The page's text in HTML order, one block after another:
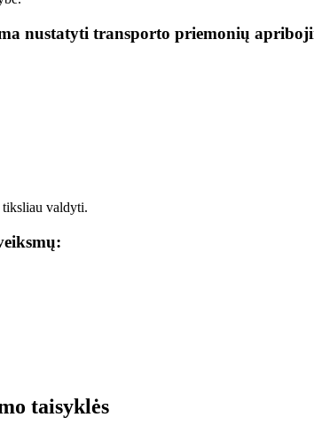
nustatyti transporto priemonių
tiksliau valdyti.
taisyklės